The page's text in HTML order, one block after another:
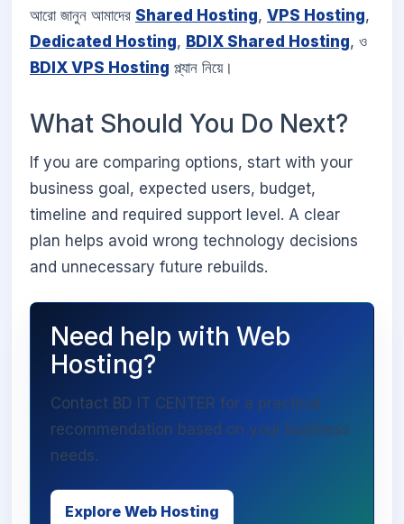
আরো জানুন আমাদের Shared Hosting, VPS Hosting,
Dedicated Hosting, BDIX Shared Hosting, ও
BDIX VPS Hosting প্ল্যান নিয়ে।
What Should You Do Next?
If you are comparing options, start with your
business goal, expected users, budget,
timeline and required support level. A clear
plan helps avoid wrong technology decisions
and unnecessary future rebuilds.
Need help with Web
Hosting?
Contact BD IT CENTER for a practical
recommendation based on your business
needs.
Explore Web Hosting